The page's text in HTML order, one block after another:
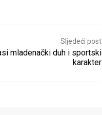
Sljedeći post
mladenački duh i sportski
karakter